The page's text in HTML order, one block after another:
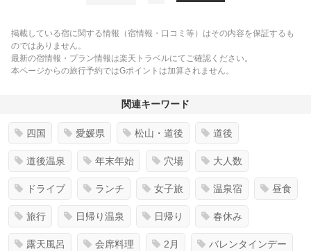
掲載している宿に関する情報（宿情報・口コミ等）はその内容を保証するも
のではありません。
最新の宿情報・プラン情報は楽天トラベルにてご確認ください。
本ページからの旅行予約ではGポイントは加算されません。
関連キーワード
四国 愛媛県 松山・道後 道後
道後温泉 年末年始 穴場 大人数
ドライブ ランチ 女子旅 温泉宿 昼食
旅行 日帰り温泉 日帰り 春休み
露天風呂 会席料理 2月 バレンタインデー